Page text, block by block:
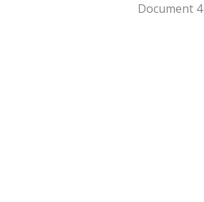
Document 4